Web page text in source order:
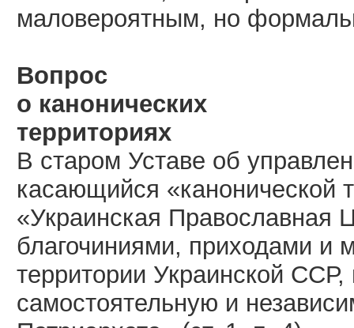
маловероятным, но
Вопрос
о канонических
территориях
В старом Уставе об
касающийся «канонической
«Украинская Православная
благочиниями, приходами и
территории Украинской ССР,
самостоятельную и